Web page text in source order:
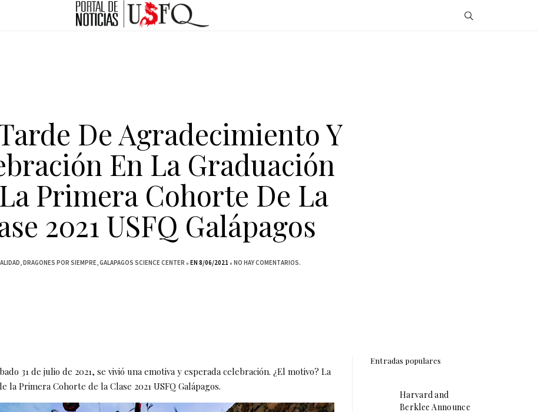
De Agradecimiento Y
En La Graduación
Primera Cohorte De La
2021 USFQ Galápagos
DRAGONES POR SIEMPRE GALAPAGOS SCIENCE CENTER EN 8/06/2021 NO HAY COMENTARIOS.
31 de julio de 2021, se vivió una emotiva y esperada celebración. ¿El motivo? La
la Primera Cohorte de la Clase 2021 USFQ Galápagos.
Entradas populares
Harvard and
Berklee Announce